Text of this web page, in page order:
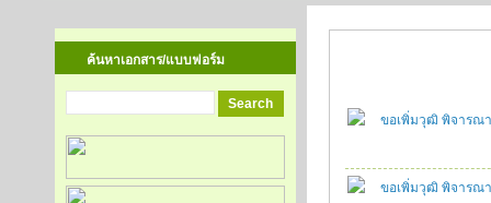
ค้นหาเอกสาร/แบบฟอร์ม
ขอเพิ่มวุฒิ พิจารณ
ขอเพิ่มวุฒิ พิจารณ